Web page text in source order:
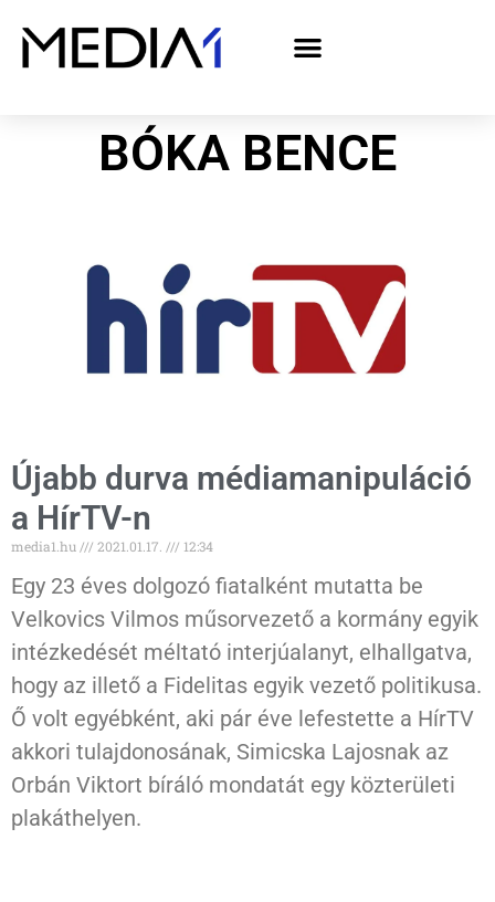
BÓKA BENCE
Újabb durva médiamanipuláció
a HírTV-n
media1.hu 2021.01.17. 12:34
Egy 23 éves dolgozó fiatalként mutatta be
Velkovics Vilmos műsorvezető a kormány egyik
intézkedését méltató interjúalanyt, elhallgatva,
hogy az illető a Fidelitas egyik vezető politikusa.
Ő volt egyébként, aki pár éve lefestette a HírTV
akkori tulajdonosának, Simicska Lajosnak az
Orbán Viktort bíráló mondatát egy közterületi
plakáthelyen.